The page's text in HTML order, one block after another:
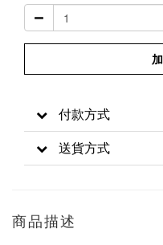
付款方式
送貨方式
商品描述